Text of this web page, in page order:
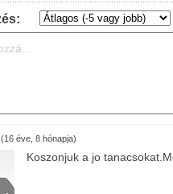
(16 éve, 8 hónapja)
Koszonjuk a jo